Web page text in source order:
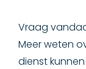
Vraag
Meer weten
dienst